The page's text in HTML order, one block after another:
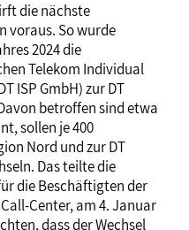
die nächste
voraus. So wurde
2024 die
Telekom Individual
ISP GmbH) zur DT
betroffen sind etwa
sollen je 400
Nord und zur DT
Das teilte die
die Beschäftigten der
Center, am 4. Januar
dass der Wechsel